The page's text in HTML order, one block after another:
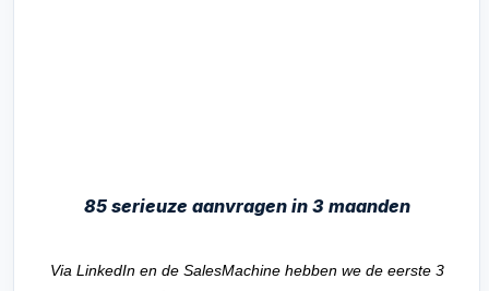
85 serieuze aanvragen in 3 maanden
Via LinkedIn en de SalesMachine hebben we de eerste 3